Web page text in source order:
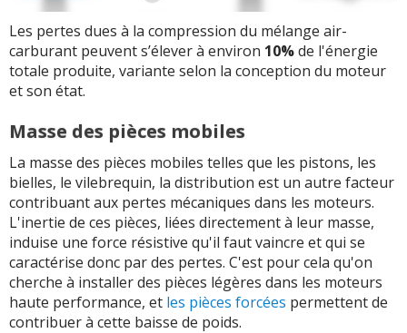
Les pertes dues à la compression du mélange air-
carburant peuvent s’élever à environ 10%de l'énergie
totale produite, variante selon la conception du moteur
et son état.
Masse des pièces mobiles
La masse des pièces mobiles telles que les pistons, les
bielles, le vilebrequin, la distribution est un autre facteur
contribuant aux pertes mécaniques dans les moteurs.
L'inertie de ces pièces, liées directement à leur masse,
induise une force résistive qu'il faut vaincre et qui se
caractérise donc par des pertes. C'est pour cela qu'on
cherche à installer des pièces légères dans les moteurs
haute performance, et les pièces forcées permettent de
contribuer à cette baisse de poids.